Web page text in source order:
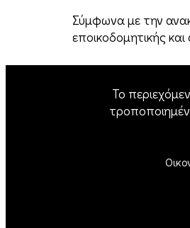
Σύμφωνα με την
εποικοδομητικής
Το